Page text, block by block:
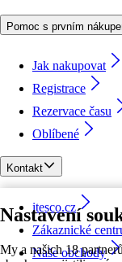
Nastavení
My a našich 18
Pomoc s prvním
Jak nakupovat
Registrace
Rezervace času
Oblíbené
Kontakt
itesco.cz
Zákaznické
Naše obchody